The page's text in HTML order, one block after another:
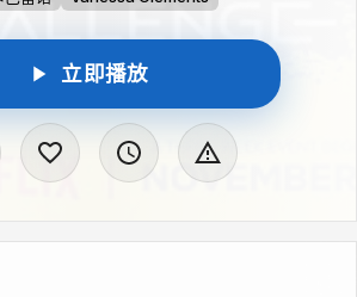
立即播放